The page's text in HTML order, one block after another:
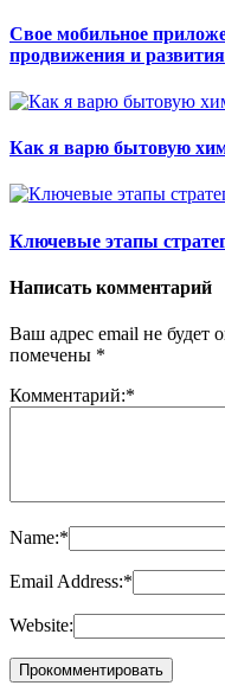
Свое мобильное
продвижения и развития
Как я варю бытовую
Ключевые этапы
Написать комментарий
Ваш адрес email не будет
помечены *
Комментарий:*
Name:*
Email Address:*
Website: